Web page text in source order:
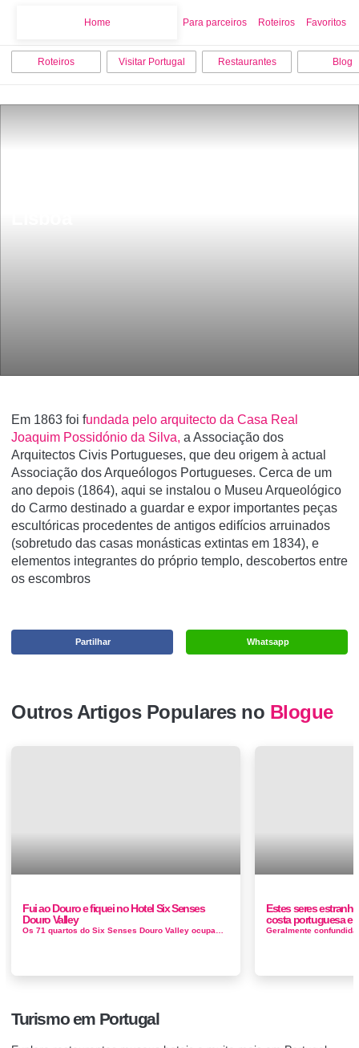
Home Para parceiros Roteiros Favoritos
Roteiros Visitar Portugal Restaurantes Blog
Em 1863 foi fundada pelo arquitecto da Casa Real
Joaquim Possidónio da Silva, a Associação dos
Arquitectos Civis Portugueses, que deu origem à actual
Associação dos Arqueólogos Portugueses. Cerca de um
ano depois (1864), aqui se instalou o Museu Arqueológico
do Carmo destinado a guardar e expor importantes peças
escultóricas procedentes de antigos edifícios arruinados
(sobretudo das casas monásticas extintas em 1834), e
elementos integrantes do próprio templo, descobertos entre
os escombros
Whatsapp
Partilhar
Outros Artigos Populares no Blogue
Fui ao Douro e fiquei no Hotel Six Senses
Douro Valley
Estes seres
costa portuguesa e
Turismo em Portugal